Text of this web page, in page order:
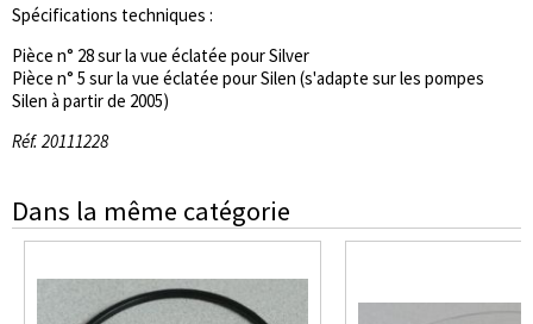
Spécifications techniques :
Pièce n° 28 sur la vue éclatée pour Silver
Pièce n° 5 sur la vue éclatée pour Silen (s'adapte sur les pompes
Silen à partir de 2005)
Réf. 20111228
Dans la même catégorie